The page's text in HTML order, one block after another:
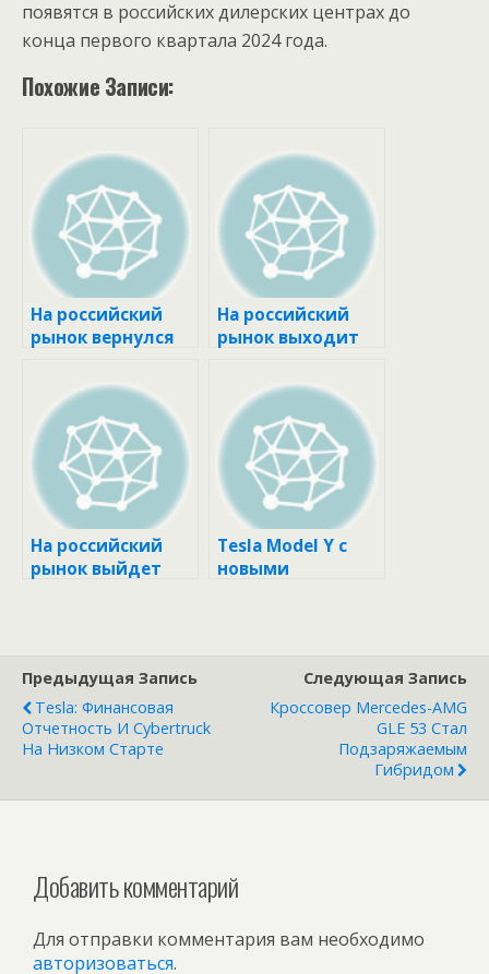
появятся в российских дилерских центрах до
конца первого квартала 2024 года.
Похожие Записи:
На российский
рынок вернулся
кроссовер
Dongfeng 580
На российский
рынок выходит
Lamore
На российский
рынок выйдет
Tesla Model Y с
новыми
Предыдущая Запись
Tesla: Финансовая
Отчетность И Cybertruck
На Низком Старте
Следующая Запись
Кроссовер Mercedes-AMG
GLE 53 Стал
Подзаряжаемым
Гибридом
Добавить комментарий
Для отправки комментария вам необходимо
авторизоваться.